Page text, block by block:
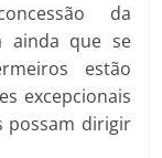
da
ainda que se
estão
excepcionais
possam dirigir